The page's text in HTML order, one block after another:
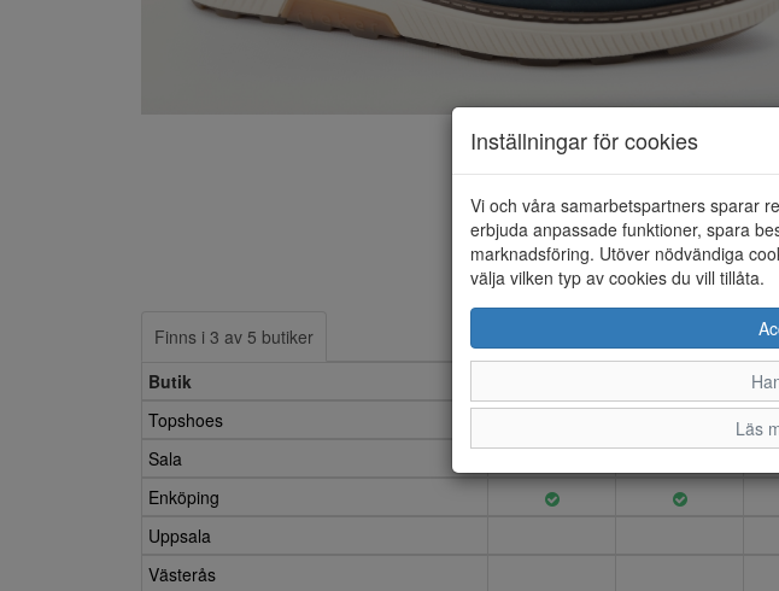
Finns i 3 av 5 butiker
Butik
Topshoes
Sala
Enköping
Uppsala
Västerås
Inställningar för cookies
Vi och våra samarbetspartners sparar
erbjuda anpassade funktioner, spara
marknadsföring. Utöver nödvändiga
välja vilken typ av cookies du vill tillåta.
Läs